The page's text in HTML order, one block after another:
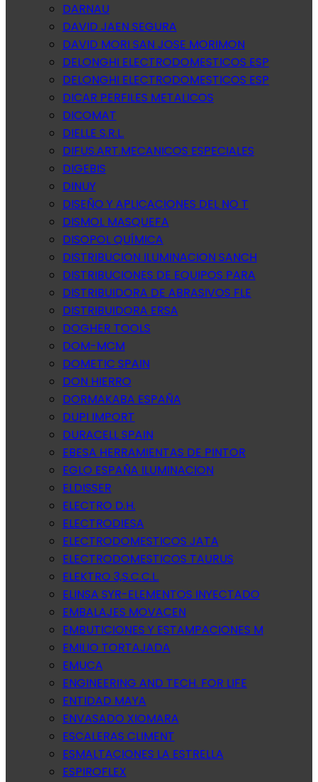
DARNAU
DAVID JAEN SEGURA
DAVID MORI SAN JOSE MORIMON
DELONGHI ELECTRODOMESTICOS ESP
DELONGHI ELECTRODOMESTICOS ESP
DICAR PERFILES METALICOS
DICOMAT
DIELLE S.R.L.
DIFUS.ART.MECANICOS ESPECIALES
DIGEBIS
DINUY
DISEÑO Y APLICACIONES DEL NO T
DISMOL MASQUEFA
DISOPOL QUÍMICA
DISTRIBUCION ILUMINACION SANCH
DISTRIBUCIONES DE EQUIPOS PARA
DISTRIBUIDORA DE ABRASIVOS FLE
DISTRIBUIDORA ERSA
DOGHER TOOLS
DOM-MCM
DOMETIC SPAIN
DON HIERRO
DORMAKABA ESPAÑA
DUPI IMPORT
DURACELL SPAIN
EBESA HERRAMIENTAS DE PINTOR
EGLO ESPAÑA ILUMINACION
ELDISSER
ELECTRO D.H.
ELECTRODIESA
ELECTRODOMESTICOS JATA
ELECTRODOMESTICOS TAURUS
ELEKTRO 3,S.C.C.L.
ELINSA SYR-ELEMENTOS INYECTADO
EMBALAJES MOVACEN
EMBUTICIONES Y ESTAMPACIONES M
EMILIO TORTAJADA
EMUCA
ENGINEERING AND TECH. FOR LIFE
ENTIDAD MAYA
ENVASADO XIOMARA
ESCALERAS CLIMENT
ESMALTACIONES LA ESTRELLA
ESPIROFLEX